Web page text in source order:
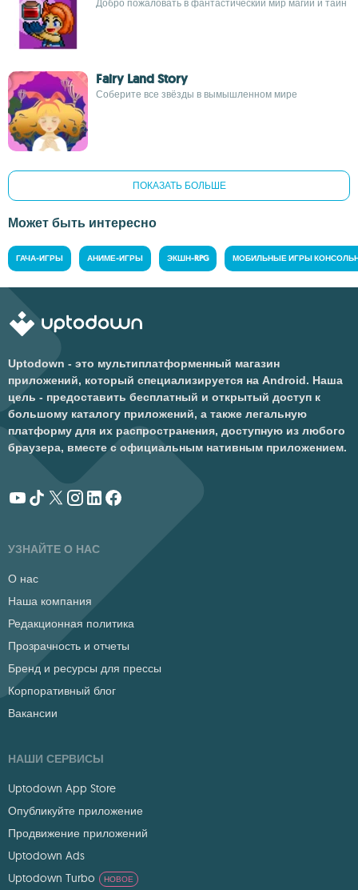
Добро пожаловать в фантастический мир магии и тайн
Fairy Land Story
Соберите все звёзды в вымышленном мире
ПОКАЗАТЬ БОЛЬШЕ
Может быть интересно
ГАЧА-ИГРЫ АНИМЕ-ИГРЫ ЭКШН-RPG МОБИЛЬНЫЕ ИГРЫ
Uptodown - это мультиплатформенный магазин
приложений, который специализируется на Android. Наша
цель - предоставить бесплатный и открытый доступ к
большому каталогу приложений, а также легальную
платформу для их распространения, доступную из любого
браузера, вместе с официальным нативным приложением.
УЗНАЙТЕ О НАС
О нас
Наша компания
Редакционная политика
Прозрачность и отчеты
Бренд и ресурсы для прессы
Корпоративный блог
Вакансии
НАШИ СЕРВИСЫ
Uptodown App Store
Опубликуйте приложение
Продвижение приложений
Uptodown Ads
Uptodown Turbo
НОВОЕ